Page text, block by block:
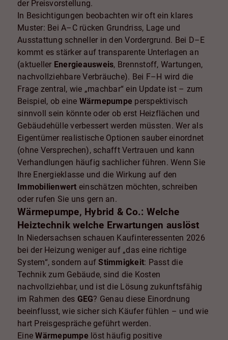
der Preisvorstellung.
In Besichtigungen beobachten wir oft ein klares
Muster: Bei A–C rücken Grundriss, Lage und
Ausstattung schneller in den Vordergrund. Bei D–E
kommt es stärker auf transparente Unterlagen an
(aktueller Energieausweis, Brennstoff, Wartungen,
nachvollziehbare Verbräuche). Bei F–H wird die
Frage zentral, wie „machbar“ ein Update ist – zum
Beispiel, ob eine Wärmepumpe perspektivisch
sinnvoll sein könnte oder ob erst Heizflächen und
Gebäudehülle verbessert werden müssten. Wer als
Eigentümer realistische Optionen sauber einordnet
(ohne Versprechen), schafft Vertrauen und kann
Verhandlungen häufig sachlicher führen. Wenn Sie
Ihre Energieklasse und die Wirkung auf den
Immobilienwert einschätzen möchten, schreiben
oder rufen Sie uns gern an.
Wärmepumpe, Hybrid & Co.: Welche
Heiztechnik welche Erwartungen auslöst
In Niedersachsen schauen Kaufinteressenten 2026
bei der Heizung weniger auf „das eine richtige
System“, sondern aufStimmigkeit: Passt die
Technik zum Gebäude, sind die Kosten
nachvollziehbar, und ist die Lösung zukunftsfähig
im Rahmen des GEG? Genau diese Einordnung
beeinflusst, wie sicher sich Käufer fühlen – und wie
hart Preisgespräche geführt werden.
EineWärmepumpe löst häufig positive